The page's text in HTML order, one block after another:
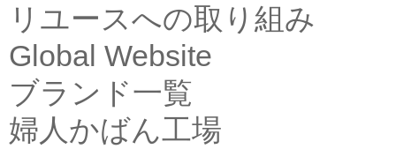
リユースへの取り組み
Global Website
ブランド一覧
婦人かばん工場